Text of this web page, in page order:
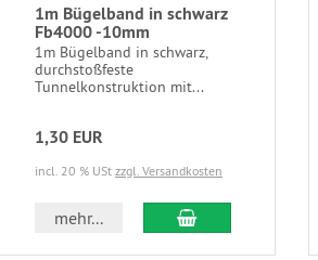
1m Bügelband in schwarz
Fb4000 -10mm
1m Bügelband in schwarz,
durchstoßfeste
Tunnelkonstruktion mit...
1,30 EUR
incl. 20 % USt zzgl. Versandkosten
mehr... In den Warenkorb